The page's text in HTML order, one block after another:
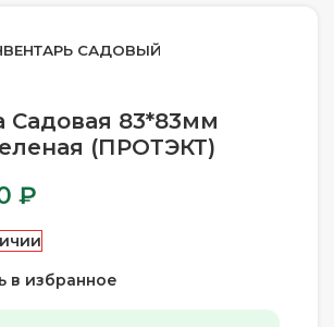
САДОВЫЙ
Садовая 83*83мм
(ПРОТЭКТ)
₽
в избранное